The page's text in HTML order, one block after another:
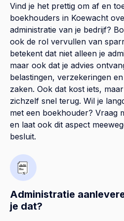
Vind je het prettig om af en
boekhouders in Koewacht
administratie van je bedrijf?
ook de rol vervullen van
betekent dat niet alleen je
maar ook dat je advies
belastingen, verzekeringen
zaken. Ook dat kost iets,
zichzelf snel terug. Wil je
met een boekhouder? Vraag
en laat ook dit aspect
besluit.
Administratie
je dat?